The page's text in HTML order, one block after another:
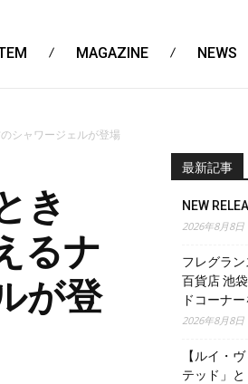
MAGAZINE NEWS
シャワージェルが登場
き
るナ
が登
最新記事
NEW
2026年8月8日
フレグラ
百貨店 池
ドコーナ
2026年8月8日
【ルイ・
テッド」